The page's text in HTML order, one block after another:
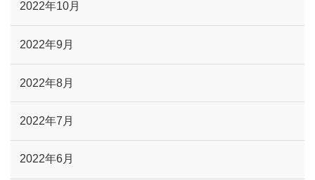
2022年10月
2022年9月
2022年8月
2022年7月
2022年6月